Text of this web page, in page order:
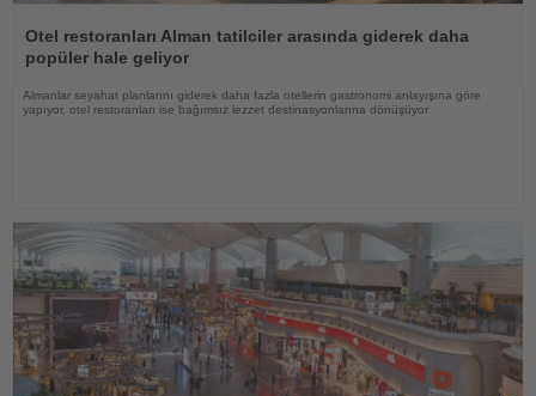
Oku
Otel restoranları Alman tatilciler arasında giderek daha
popüler hale geliyor
Almanlar seyahat planlarını giderek daha fazla otellerin gastronomi anlayışına göre
yapıyor, otel restoranları ise bağımsız lezzet destinasyonlarına dönüşüyor